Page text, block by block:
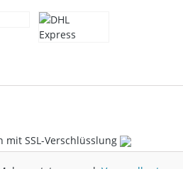
SSL-Verschlüsslung